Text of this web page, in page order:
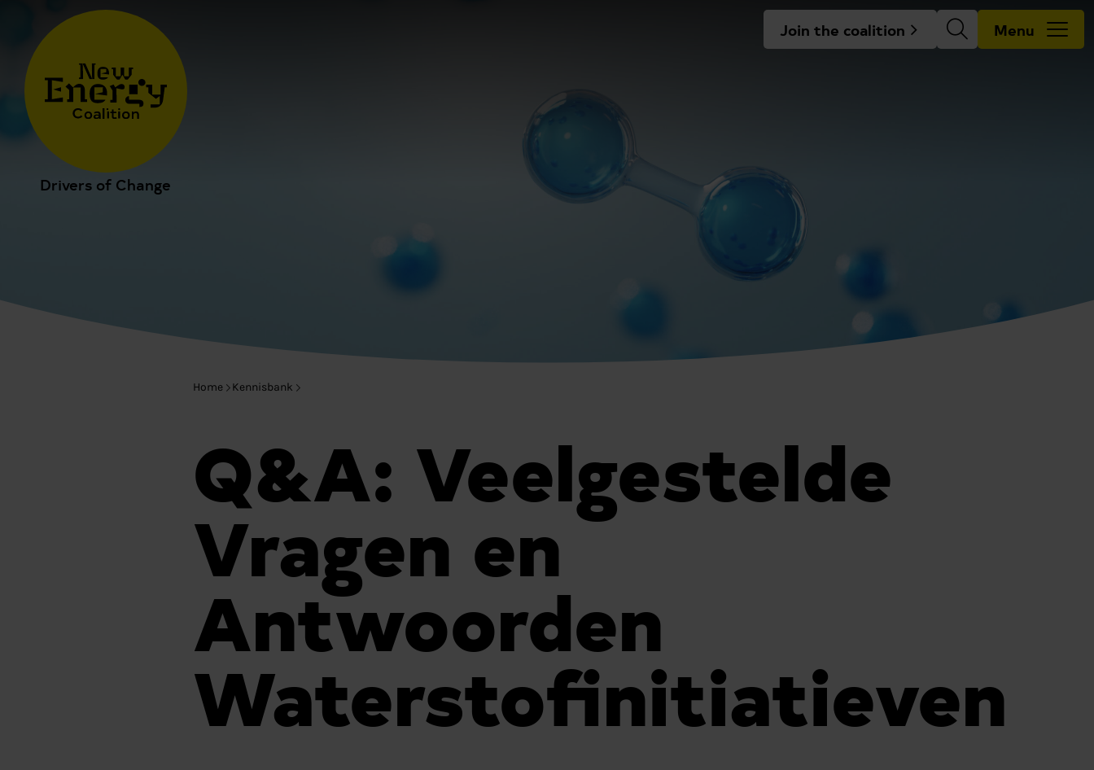
Drivers of Change
Join the coalition Menu
Home Kennisbank
Q&A: Veelgestelde
Vragen en
Antwoorden
Waterstofinitiatieven